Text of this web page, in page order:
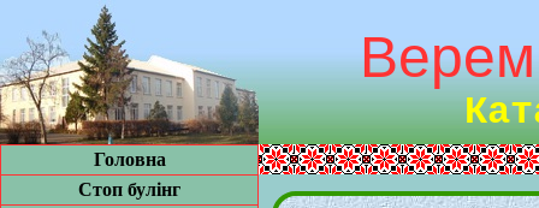
Головна
Стоп булінг